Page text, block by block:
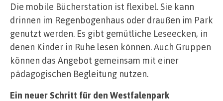
Die mobile Bücherstation ist flexibel. Sie kann
drinnen im Regenbogenhaus oder draußen im Park
genutzt werden. Es gibt gemütliche Leseecken, in
denen Kinder in Ruhe lesen können. Auch Gruppen
können das Angebot gemeinsam mit einer
pädagogischen Begleitung nutzen.
Ein neuer Schritt für den Westfalenpark